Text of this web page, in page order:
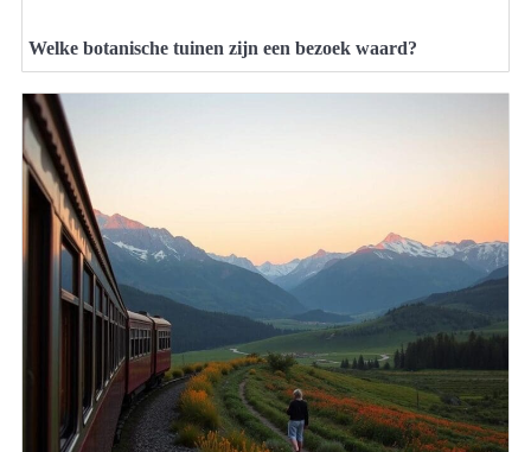
Welke botanische tuinen zijn een bezoek waard?